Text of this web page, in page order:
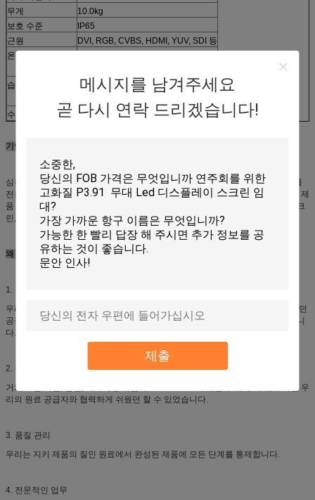
메시지를 남겨주세요
곧 다시 연락 드리겠습니다!
제출
무게
10.0kg
보호 수준
IP65
근원
DVI, RGB, CVBS, HDMI, YUV, SDI 등
온도
습도
10% ~ (운영하기) 90%
수명
100,000 hrs
기업 정보
심천 KAILITE OPTELECTRONIC 사기는., 주식 회사 풀 컬러 지도한 전시 제조를
전문화된 공장입니다. 제안 믿을 수 있는 질, 알맞은 가격 및 좋은 서비스. 우리의 제
품 대회 세륨, FCC의 ROHS ISO9001 증명서. 우리는 많은 실내 스크린 옥외 스크
린, DJ 부스, 택시 최고 스크린 ect와 같은 제품이 있습니다
왜 저희를 선택하십시오지
1. 경쟁가격
우리는 무역 회사와 비교하기 위하여 동일한 질에 경쟁가격 기초를 제안할 수 있던
공장입니다. 우리는 자동 자동 장전식 노동비를 삭감하기 위하여 기계를 사용합니
다.
2. 물자 관리
거의 스옌 기업, 심천, 지리적인 이점에 China.Dude에 있는 우리의 회사, 우리는 우
리의 원료 공급자와 협력하게 쉬웠던 할 수 있었습니다.
3. 품질 관리
우리는 지키 제품의 질인 원료에서 완성된 제품에 모든 단계를 통제합니다.
4. 전문적인 업무